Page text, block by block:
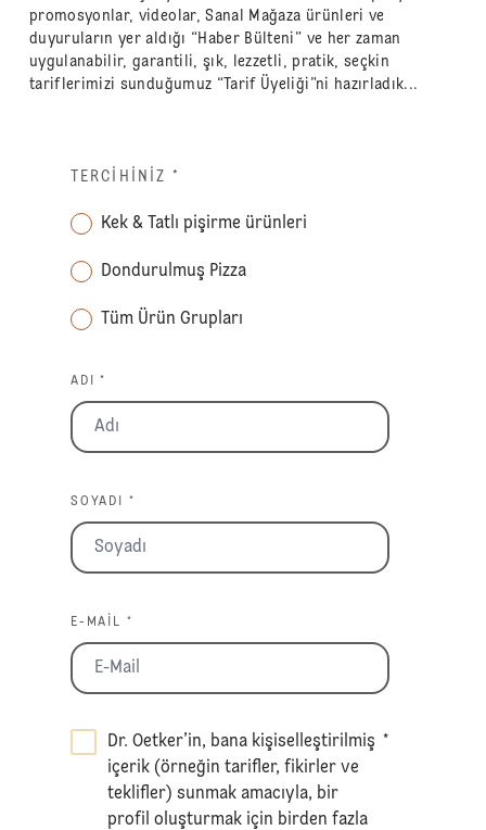
promosyonlar, videolar, Sanal Mağaza ürünleri ve
duyuruların yer aldığı “Haber Bülteni” ve her zaman
uygulanabilir, garantili, şık, lezzetli, pratik, seçkin
tariflerimizi sunduğumuz “Tarif Üyeliği”ni hazırladık...
TERCIHINIZ *
Kek & Tatlı pişirme ürünleri
Dondurulmuş Pizza
Tüm Ürün Grupları
ADI *
SOYADI *
E-MAIL *
Dr. Oetker’in, bana kişiselleştirilmiş
içerik (örneğin tarifler, fikirler ve
teklifler) sunmak amacıyla, bir
profil oluşturmak için birden fazla
*